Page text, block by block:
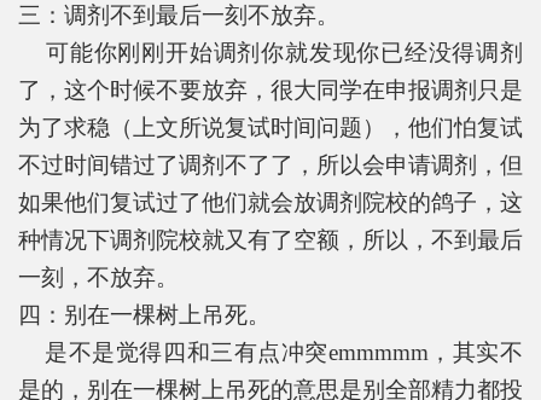
三：调剂不到最后一刻不放弃。
可能你刚刚开始调剂你就发现你已经没得调剂
了，这个时候不要放弃，很大同学在申报调剂只是
为了求稳（上文所说复试时间问题），他们怕复试
不过时间错过了调剂不了了，所以会申请调剂，但
如果他们复试过了他们就会放调剂院校的鸽子，这
种情况下调剂院校就又有了空额，所以，不到最后
一刻，不放弃。
四：别在一棵树上吊死。
是不是觉得四和三有点冲突emmmmm，其实不
是的，别在一棵树上吊死的意思是别全部精力都投